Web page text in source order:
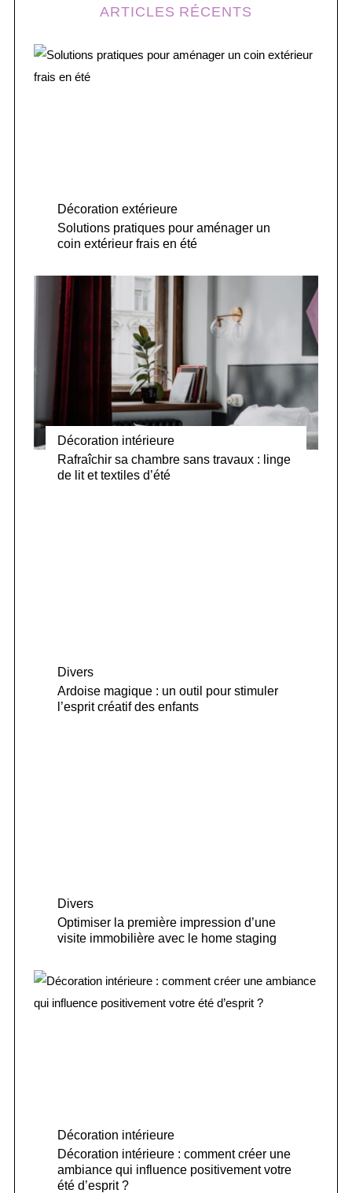
ARTICLES RÉCENTS
Décoration extérieure
Solutions pratiques pour aménager un
coin extérieur frais en été
Décoration intérieure
Rafraîchir sa chambre sans travaux : linge
de lit et textiles d’été
Divers
Ardoise magique : un outil pour stimuler
l’esprit créatif des enfants
Divers
Optimiser la première impression d’une
visite immobilière avec le home staging
Décoration intérieure
Décoration intérieure : comment créer une
ambiance qui influence positivement votre
été d’esprit ?